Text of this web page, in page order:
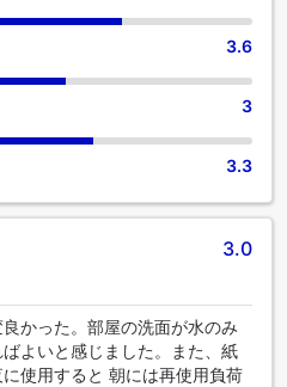
3.6
3
3.3
3.0
かった。部屋の洗面が水のみ
よいと感じました。また、紙
使用すると 朝には再使用負荷